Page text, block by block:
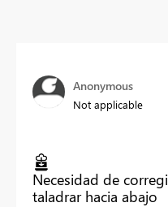
Anonymous
Not applicable
Necesidad de
taladrar hacia abajo